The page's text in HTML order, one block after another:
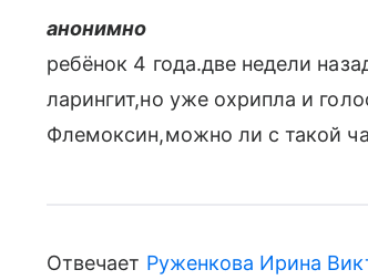
анонимно
ребёнок 4 года.две недели
ларингит,но уже охрипла и
Флемоксин,можно ли с такой
Отвечает Руженкова Ирина